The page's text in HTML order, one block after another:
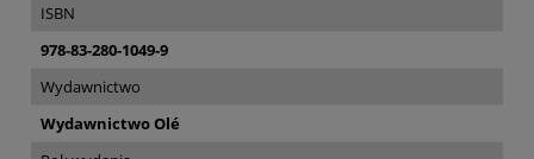
ISBN
978-83-280-1049-9
Wydawnictwo
Wydawnictwo Olé